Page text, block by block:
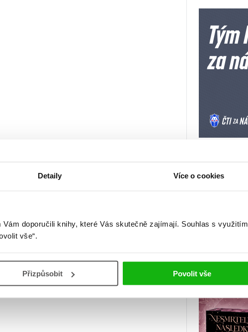
Detaily Více o cookies
doporučili knihy, které Vás skutečně zajímají. Souhlas s využitím
vše“.
Přizpůsobit Povolit vše